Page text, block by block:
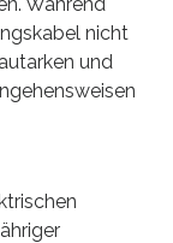
nicht
und